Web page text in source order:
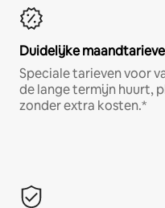
Duidelijke
Speciale tarieven voor
de lange termijn huurt,
zonder extra kosten.*